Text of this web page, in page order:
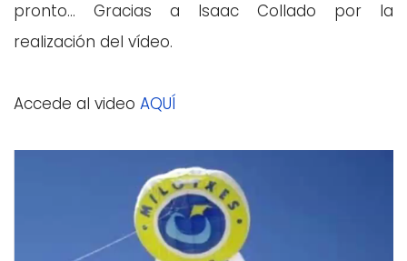
pronto... Gracias a Isaac Collado por la
realización del vídeo.
Accede al video AQUÍ